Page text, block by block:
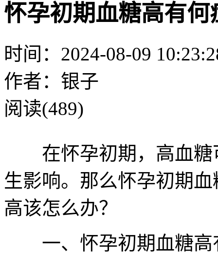
怀孕初期血糖高有何
时间：2024-08-09
作者：银子
阅读(489)
在怀孕初期，高血糖
生影响。那么怀孕初期
高该怎么办？
一、怀孕初期血糖高